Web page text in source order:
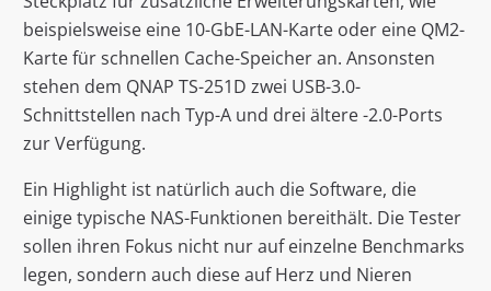
beispielsweise eine 10-GbE-LAN-Karte oder eine QM2-
Karte für schnellen Cache-Speicher an. Ansonsten
stehen dem QNAP TS-251D zwei USB-3.0-
Schnittstellen nach Typ-A und drei ältere -2.0-Ports
zur Verfügung.
Ein Highlight ist natürlich auch die Software, die
einige typische NAS-Funktionen bereithält. Die Tester
sollen ihren Fokus nicht nur auf einzelne Benchmarks
legen, sondern auch diese auf Herz und Nieren